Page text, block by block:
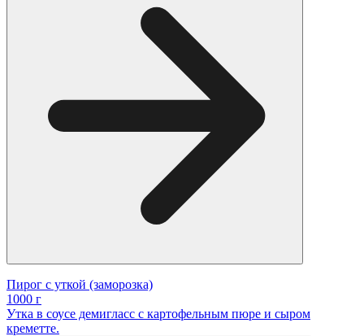
Пирог с уткой (заморозка)
1000 г
Утка в соусе демигласс с картофельным пюре и сыром
креметте.